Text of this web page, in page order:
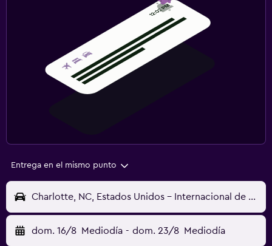
Entrega en el mismo punto
Charlotte, NC, Estados Unidos - Internacional de Charlotte-Douglas (CLT)
dom. 16/8 Mediodía - dom. 23/8 Mediodía